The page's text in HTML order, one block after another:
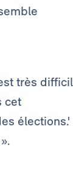
très
cet
élections.'